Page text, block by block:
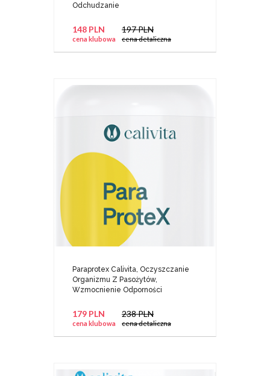
Odchudzanie
148 PLN
cena klubowa
197 PLN
cena detaliczna
Paraprotex Calivita, Oczyszczanie
Organizmu Z Pasożytów,
Wzmocnienie Odporności
179 PLN
cena klubowa
238 PLN
cena detaliczna